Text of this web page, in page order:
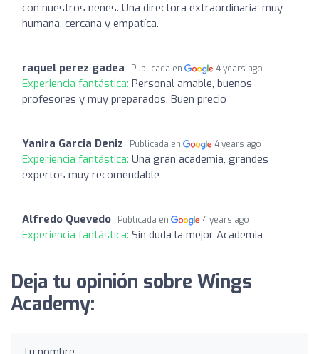
con nuestros nenes. Una directora extraordinaria; muy
humana, cercana y empatíca.
raquel perez gadea Publicada en 4 years ago
Experiencia fantástica: Personal amable, buenos
profesores y muy preparados. Buen precio
Yanira Garcia Deniz Publicada en 4 years ago
Experiencia fantástica: Una gran academia, grandes
expertos muy recomendable
Alfredo Quevedo Publicada en 4 years ago
Experiencia fantástica: Sin duda la mejor Academia
Deja tu opinión sobre Wings
Academy: